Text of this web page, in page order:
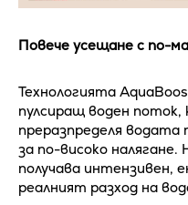
Повече усещане с по-
Технологията
пулсиращ воден поток,
преразпределя водата
за по-високо
получава интензивен,
реалният разход на